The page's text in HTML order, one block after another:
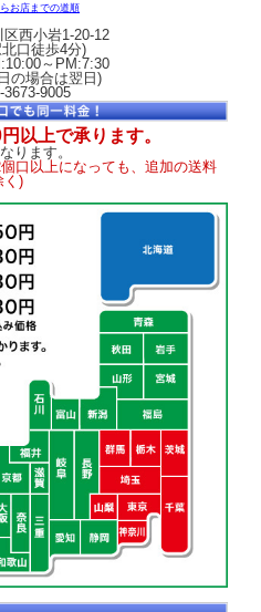
お店までの道順
西小岩1-20-12
口徒歩4分)
～PM:7:30
の場合は翌日)
3673-9005
以上で承ります。
ります。
口以上になっても、追加の送料
く)